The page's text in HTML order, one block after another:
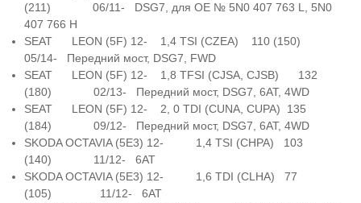
(211) 06/11- DSG7, для OE № 5N0 407 763 L, 5N0
407 766 H
SEAT LEON (5F) 12- 1,4 TSI (CZEA) 110 (150)
05/14- Передний мост, DSG7, FWD
SEAT LEON (5F) 12- 1,8 TFSI (CJSA, CJSB) 132
(180) 02/13- Передний мост, DSG7, 6AT, 4WD
SEAT LEON (5F) 12- 2, 0 TDI (CUNA, CUPA) 135
(184) 09/12- Передний мост, DSG7, 6AT, 4WD
SKODA OCTAVIA (5E3) 12- 1,4 TSI (CHPA) 103
(140) 11/12- 6AT
SKODA OCTAVIA (5E3) 12- 1,6 TDI (CLHA) 77
(105) 11/12- 6AT